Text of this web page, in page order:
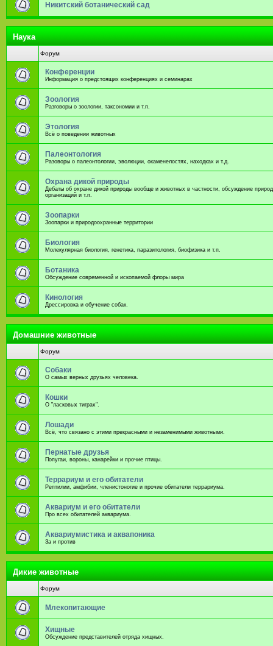
Никитский ботанический сад
Наука
Форум
Конференции
Информация о предстоящих конференциях и семинарах
Зоология
Разговоры о зоологии, таксономии и т.п.
Этология
Всё о поведении животных
Палеонтология
Разоворы о палеонтологии, эволюции, окаменелостях, находках и т.д.
Охрана дикой природы
Дебаты об охране дикой природы вообще и животных в частности, обсуждение
организаций и т.п.
Зоопарки
Зоопарки и природоохранные территории
Биология
Молекулярная биология, генетика, паразитология, биофизика и т.п.
Ботаника
Обсуждение современной и ископаемой флоры мира
Кинология
Дрессировка и обучение собак.
Домашние животные
Форум
Собаки
О самых верных друзьях человека.
Кошки
О "ласковых тиграх".
Лошади
Всё, что связано с этими прекрасными и незаменимыми животными.
Пернатые друзья
Попугаи, вороны, канарейки и прочие птицы.
Террариум и его обитатели
Рептилии, амфибии, членистоногие и прочие обитатели террариума.
Аквариум и его обитатели
Про всех обитателей аквариума.
Аквариумистика и аквапоника
За и против
Дикие животные
Форум
Млекопитающие
Хищные
Обсуждение представителей отряда хищных.